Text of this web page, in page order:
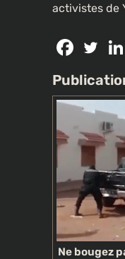
activistes de
Ne bougez